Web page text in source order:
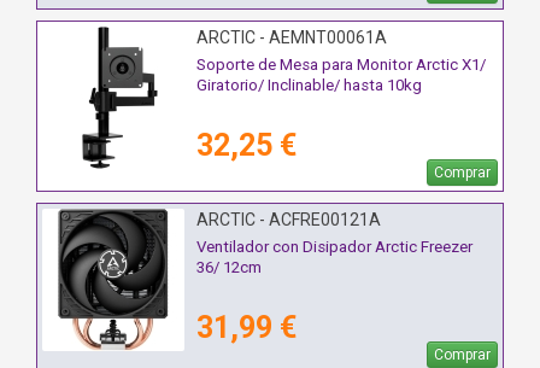
ARCTIC - AEMNT00061A
Soporte de Mesa para Monitor Arctic X1/
Giratorio/ Inclinable/ hasta 10kg
32,25 €
Comprar
ARCTIC - ACFRE00121A
Ventilador con Disipador Arctic Freezer
36/ 12cm
31,99 €
Comprar